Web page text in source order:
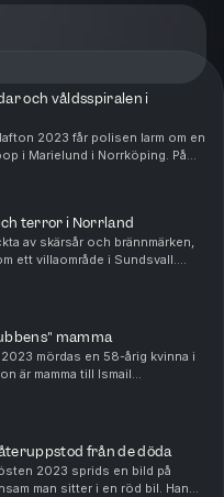
och våldsspiralen i
2023 får polisen larm om en
i Marielund i Norrköping. På
kille som är skottskadad och
terror i Norrland
av skärsår och brännmärken,
ett villaområde i Sundsvall.
skör tråd efter timmar av brutal
mamma
mördas en 58-årig kvinna i
är mamma till Ismail
Foxtrot-topp som precis
från de döda
2023 sprids en bild på
man sitter i en röd bil. Hans